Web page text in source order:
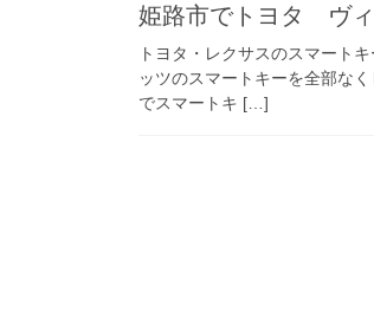
姫路市でトヨタ ヴィ
トヨタ・レクサスのスマート
ッツのスマートキーを全部な
でスマートキ […]